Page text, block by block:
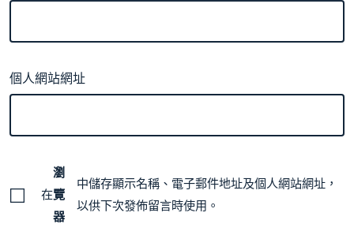
個人網站網址
在
瀏
覽
器
中儲存顯示名稱、電子郵件地址及個人網站網址，
以供下次發佈留言時使用。